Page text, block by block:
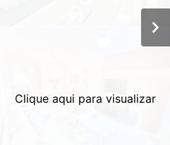
Clique aqui para visualizar